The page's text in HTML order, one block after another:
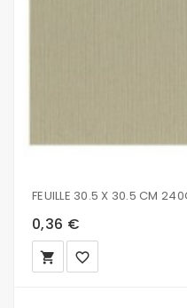
FEUILLE 30.5 X 30.5 CM
0,36 €
local_grocery_store favorite_border